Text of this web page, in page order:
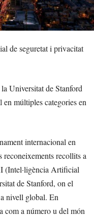
de seguretat i privacitat
Universitat de Stanford
múltiples categories en
internacional en
recollits a
(Intel·ligència Artificial
de Stanford, on el
a nivell global. En
com a número u del món